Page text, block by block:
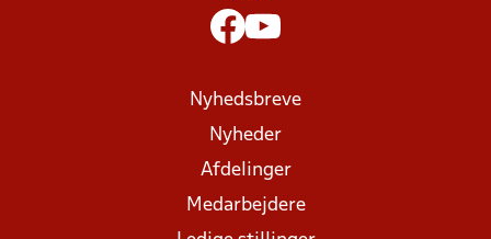
Nyhedsbreve
Nyheder
Afdelinger
Medarbejdere